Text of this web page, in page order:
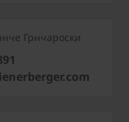
Грнчароски